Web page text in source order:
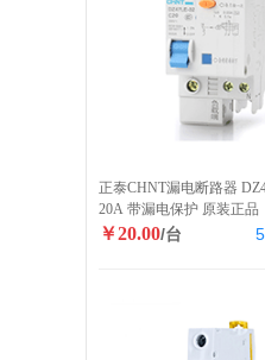
正泰CHNT漏电断路器
20A 带漏电保护 原装正品
￥20.00/台